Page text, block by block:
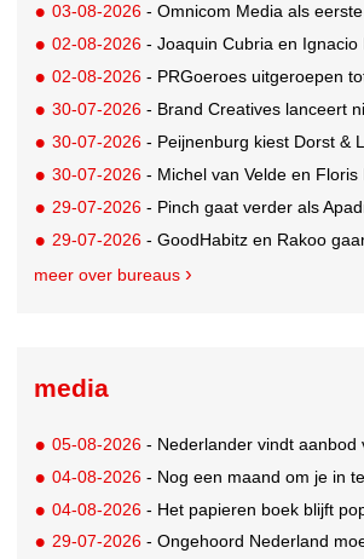
03-08-2026 - Omnicom Media als eerste in Nederland actief
02-08-2026 - Joaquin Cubria en Ignacio Ferioli nieuwe Global CCO’s GUT, Renata
02-08-2026 - PRGoeroes uitgeroepen tot ‘PR-
30-07-2026 - Brand Creatives lanceert nieuwe
30-07-2026 - Peijnenburg kiest Dorst & Lesser als
30-07-2026 - Michel van Velde en Floris Derksen lanceren I.C.Y. group: drie
29-07-2026 - Pinch gaat verder als
29-07-2026 - GoodHabitz en Rakoo gaan partnership aan voor
meer over bureaus
media
05-08-2026 - Nederlander vindt aanbod van films, series
04-08-2026 - Nog een maand om je in te schrijven
04-08-2026 - Het papieren boek blijft populairst,
29-07-2026 - Ongehoord Nederland moet terugvordering betalen aan